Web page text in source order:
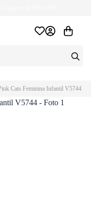
Cats Feminina Infantil V5744